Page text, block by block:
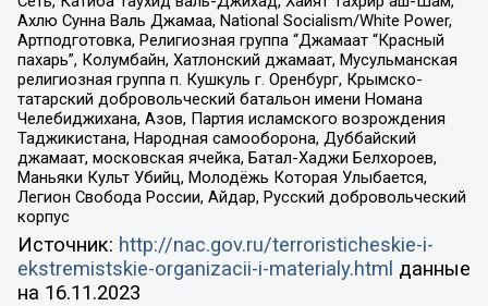
Ахлю Сунна Валь Джамаа, National Socialism/White Power,
Артподготовка, Религиозная группа “Джамаат “Красный
пахарь”, Колумбайн, Хатлонский джамаат, Мусульманская
религиозная группа п. Кушкуль г. Оренбург, Крымско-
татарский добровольческий батальон имени Номана
Челебиджихана, Азов, Партия исламского возрождения
Таджикистана, Народная самооборона, Дуббайский
джамаат, московская ячейка, Батал-Хаджи Белхороев,
Маньяки Культ Убийц, Молодёжь Которая Улыбается,
Легион Свобода России, Айдар, Русский добровольческий
корпус
Источник: http://nac.gov.ru/terroristicheskie-i-
ekstremistskie-organizacii-i-materialy.html данные
на 16.11.2023